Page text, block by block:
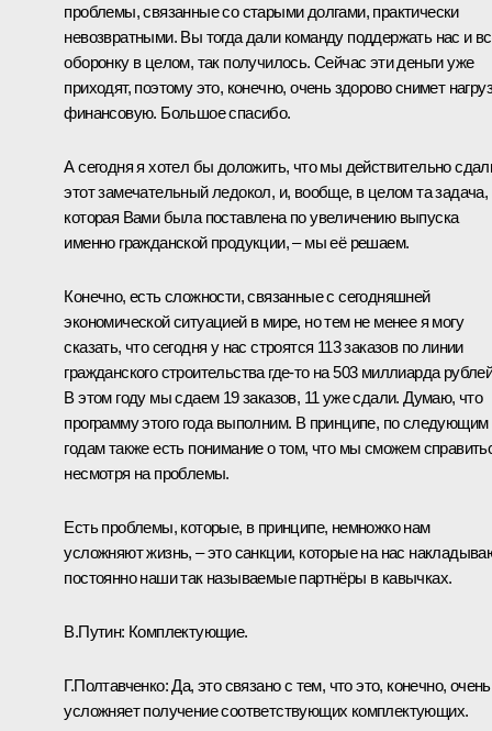
проблемы, связанные со старыми долгами, практически
невозвратными. Вы тогда дали команду поддержать нас и
оборонку в целом, так получилось. Сейчас эти деньги уже
приходят, поэтому это, конечно, очень здорово снимет
финансовую. Большое спасибо.
А сегодня я хотел бы доложить, что мы действительно
этот замечательный ледокол, и, вообще, в целом та задача,
которая Вами была поставлена по увеличению выпуска
именно гражданской продукции, – мы её решаем.
Конечно, есть сложности, связанные с сегодняшней
экономической ситуацией в мире, но тем не менее я могу
сказать, что сегодня у нас строятся 113 заказов по линии
гражданского строительства где-то на 503 миллиарда
В этом году мы сдаем 19 заказов, 11 уже сдали. Думаю, что
программу этого года выполним. В принципе, по следующим
годам также есть понимание о том, что мы сможем
несмотря на проблемы.
Есть проблемы, которые, в принципе, немножко нам
усложняют жизнь, – это санкции, которые на нас
постоянно наши так называемые партнёры в кавычках.
В.Путин: Комплектующие.
Г.Полтавченко: Да, это связано с тем, что это, конечно, очень
усложняет получение соответствующих комплектующих.